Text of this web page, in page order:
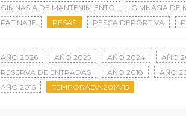
GIMNASIA DE MANTENIMIENTO
GIMNASIA DE
PATINAJE
PESAS PESCA DEPORTIVA
AÑO 2026 AÑO 2025 AÑO 2024 AÑO
RESERVA DE ENTRADAS
AÑO 2018 AÑO
AÑO 2015
TEMPORADA 2014/15